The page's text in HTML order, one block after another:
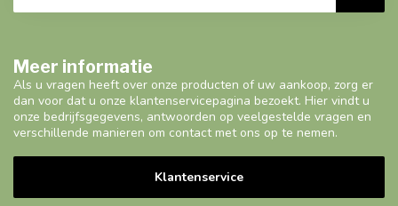
Meer informatie
Als u vragen heeft over onze producten of uw aankoop, zorg er
dan voor dat u onze klantenservicepagina bezoekt. Hier vindt u
onze bedrijfsgegevens, antwoorden op veelgestelde vragen en
verschillende manieren om contact met ons op te nemen.
Klantenservice